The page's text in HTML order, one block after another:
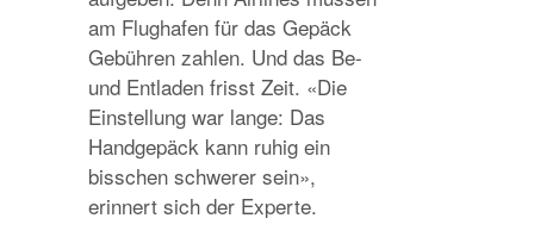
am Flughafen für das Gepäck
Gebühren zahlen. Und das Be-
und Entladen frisst Zeit. «Die
Einstellung war lange: Das
Handgepäck kann ruhig ein
bisschen schwerer sein»,
erinnert sich der Experte.